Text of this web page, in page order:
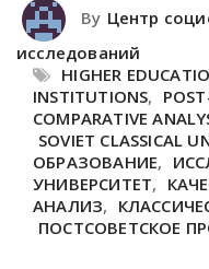
By Центр
исследований
HIGHER
INSTITUTIONS,
COMPARATIVE
SOVIET CLASSICAL
ОБРАЗОВАНИЕ,
УНИВЕРСИТЕТ,
АНАЛИЗ,
ПОСТСОВЕТСКОЕ